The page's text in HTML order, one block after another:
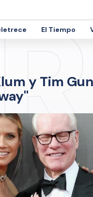
El Tiempo
y Tim